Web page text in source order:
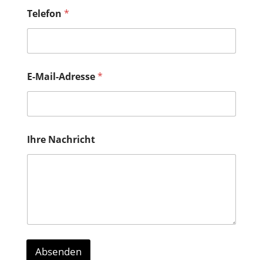
r
e
*
Telefon *
E-Mail-Adresse*
Ihre Nachricht
Absenden